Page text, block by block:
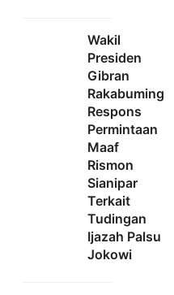
Wakil
Presiden
Gibran
Rakabuming
Respons
Permintaan
Maaf
Rismon
Sianipar
Terkait
Tudingan
Ijazah Palsu
Jokowi